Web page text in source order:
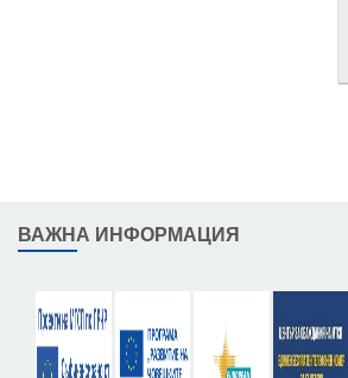
ВАЖНА ИНФОРМАЦИЯ